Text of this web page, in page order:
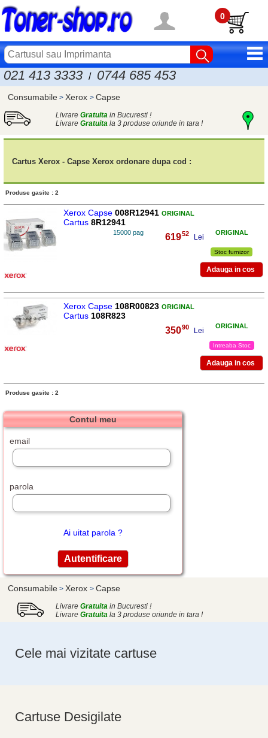
0
021 413 3333 / 0744 685 453
Consumabile > Xerox > Capse
Livrare Gratuitain Bucuresti !
Livrare Gratuitala 3 produse oriunde in tara !
Cartus Xerox - Capse Xerox ordonare dupa cod :
Produse gasite : 2
Xerox Capse 008R12941 ORIGINAL
Cartus 8R12941
15000 pag ORIGINAL
Stoc furnizor
61952 Lei
Xerox Capse 108R00823 ORIGINAL
Cartus 108R823
ORIGINAL
Intreaba Stoc
35090 Lei
Produse gasite : 2
Contul meu
email
parola
Ai uitat parola ?
Consumabile > Xerox > Capse
Livrare Gratuitain Bucuresti !
Livrare Gratuitala 3 produse oriunde in tara !
Cele mai vizitate cartuse
Cartuse Desigilate